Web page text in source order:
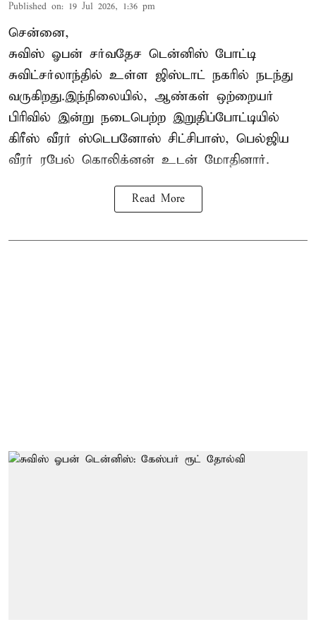
Published on: 19 Jul 2026, 1:36 pm
சென்னை,
சுவிஸ் ஓபன் சர்வதேச டென்னிஸ் போட்டி
சுவிட்சர்லாந்தில் உள்ள ஜிஸ்டாட் நகரில் நடந்து
வருகிறது.இந்நிலையில், ஆண்கள் ஒற்றையர்
பிரிவில் இன்று நடைபெற்ற இறுதிப்போட்டியில்
கிரீஸ் வீரர் ஸ்டெபனோஸ் சிட்சிபாஸ், பெல்ஜிய
வீரர் ரபேல் கொலிக்னன் உடன் மோதினார்.
Read More